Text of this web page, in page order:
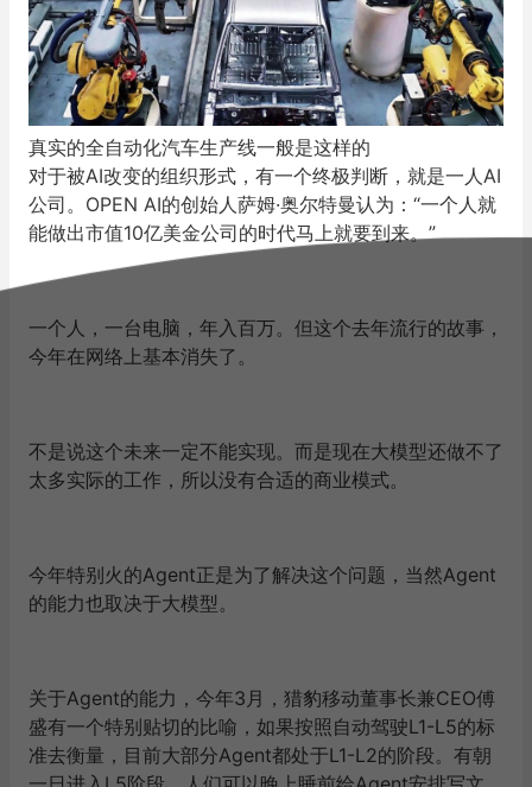
真实的全自动化汽车生产线一般是这样的
对于被AI改变的组织形式，有一个终极判断，就是一人AI
公司。OPEN AI的创始人萨姆·奥尔特曼认为：“一个人就
能做出市值10亿美金公司的时代马上就要到来。”
一个人，一台电脑，年入百万。但这个去年流行的故事，
今年在网络上基本消失了。
不是说这个未来一定不能实现。而是现在大模型还做不了
太多实际的工作，所以没有合适的商业模式。
今年特别火的Agent正是为了解决这个问题，当然Agent
的能力也取决于大模型。
关于Agent的能力，今年3月，猎豹移动董事长兼CEO傅
盛有一个特别贴切的比喻，如果按照自动驾驶L1-L5的标
准去衡量，目前大部分Agent都处于L1-L2的阶段。有朝